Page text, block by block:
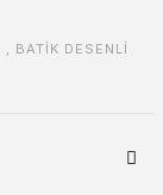
, BATİK DESENLİ